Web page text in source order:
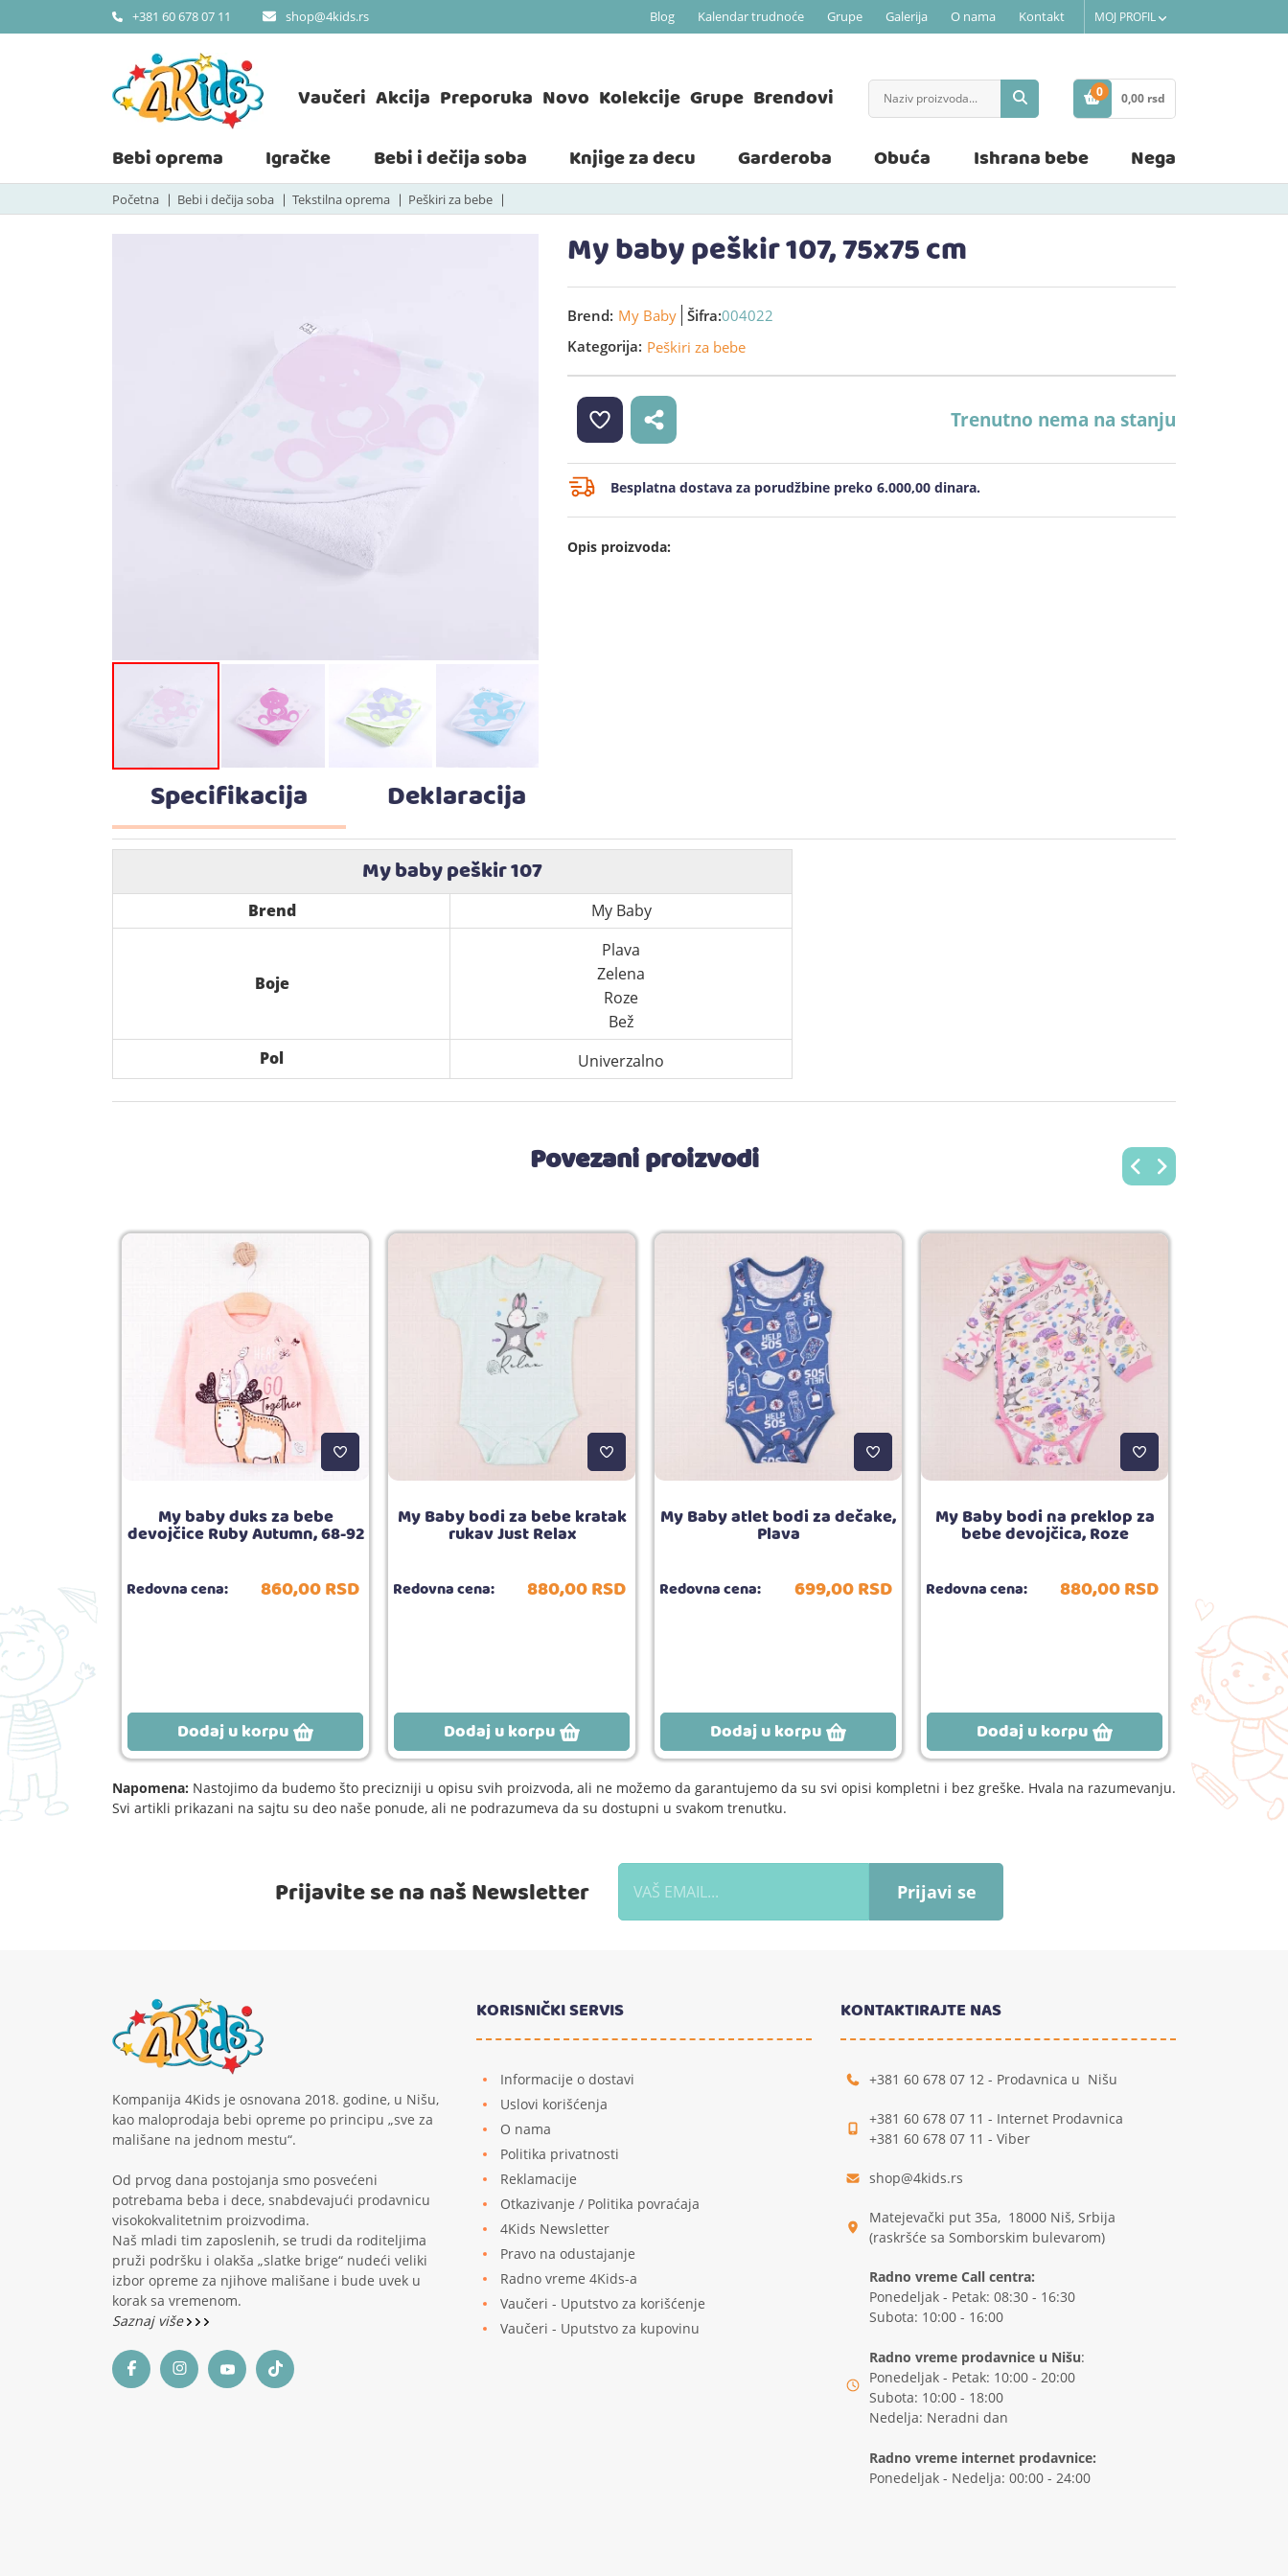
+381 60 678 07 11 shop@4kids.rs Blog Kalendar trudnoće Grupe Galerija O nama Kontakt MOJ PROFIL
Vaučeri Akcija Preporuka Novo Kolekcije Grupe Brendovi
0
STAVKE
0,00 rsd
Bebi oprema Igračke Bebi i dečija soba Knjige za decu Garderoba Obuća Ishrana bebe Nega
Početna Bebi i dečija soba Tekstilna oprema Peškiri za bebe
My baby peškir 107, 75x75 cm
Brend: My Baby Šifra:004022
Kategorija: Peškiri za bebe
Trenutno nema na stanju
Besplatna dostava za porudžbine preko 6.000,00 dinara.
Opis proizvoda:
Specifikacija Deklaracija
My baby peškir 107
Brend My Baby
Boje
Plava
Zelena
Roze
Bež
Pol
Univerzalno
Povezani proizvodi
6.090, RSD
5.00
1
My baby duks za bebe
devojčice Ruby Autumn, 68-92
Redovna cena: 860,00RSD
Dodaj u korpu
My Baby bodi za bebe kratak
rukav Just Relax
Redovna cena: 880,00RSD
Dodaj u korpu
My Baby atlet bodi za dečake,
Plava
Redovna cena: 699,00RSD
Dodaj u korpu
My Baby bodi na preklop za
bebe devojčica, Roze
Redovna cena: 880,00RSD
Dodaj u korpu
Napomena: Nastojimo da budemo što precizniji u opisu svih proizvoda, ali ne možemo da garantujemo da su svi opisi kompletni i bez greške. Hvala na razumevanju.
Svi artikli prikazani na sajtu su deo naše ponude, ali ne podrazumeva da su dostupni u svakom trenutku.
Prijavite se na naš Newsletter Prijavi se
Kompanija 4Kids je osnovana 2018. godine, u Nišu,
kao maloprodaja bebi opreme po principu „sve za
mališane na jednom mestu“.
Od prvog dana postojanja smo posvećeni
potrebama beba i dece, snabdevajući prodavnicu
visokokvalitetnim proizvodima.
Naš mladi tim zaposlenih, se trudi da roditeljima
pruži podršku i olakša „slatke brige“ nudeći veliki
izbor opreme za njihove mališane i bude uvek u
korak sa vremenom.
Saznaj više
KORISNIČKI SERVIS
Informacije o dostavi
Uslovi korišćenja
O nama
Politika privatnosti
Reklamacije
Otkazivanje / Politika povraćaja
4Kids Newsletter
Pravo na odustajanje
Radno vreme 4Kids-a
Vaučeri - Uputstvo za korišćenje
Vaučeri - Uputstvo za kupovinu
KONTAKTIRAJTE NAS
+381 60 678 07 12 - Prodavnica u Nišu
+381 60 678 07 11 - Internet Prodavnica
+381 60 678 07 11 - Viber
shop@4kids.rs
Matejevački put 35a, 18000 Niš, Srbija
(raskršće sa Somborskim bulevarom)
Radno vreme Call centra:
Ponedeljak - Petak: 08:30 - 16:30
Subota: 10:00 - 16:00
Radno vreme prodavnice u Nišu:
Ponedeljak - Petak: 10:00 - 20:00
Subota: 10:00 - 18:00
Nedelja: Neradni dan
Radno vreme internet prodavnice:
Ponedeljak - Nedelja: 00:00 - 24:00